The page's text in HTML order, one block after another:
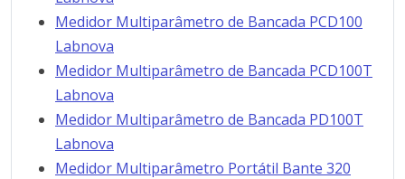
Medidor Multiparâmetro de Bancada PCD100
Labnova
Medidor Multiparâmetro de Bancada PCD100T
Labnova
Medidor Multiparâmetro de Bancada PD100T
Labnova
Medidor Multiparâmetro Portátil Bante 320